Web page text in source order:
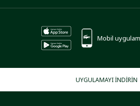
Mobil
UYGULAMAYI İNDİRİN